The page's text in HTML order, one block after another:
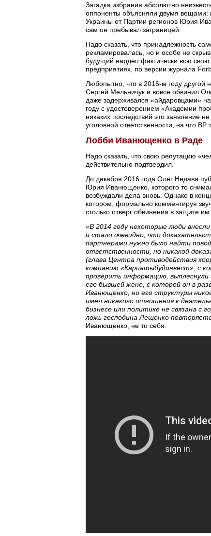
Загадка избрания абсолютно
оппоненты объясняли двумя вещами:
Украины от Партии регионов Юрия
сам он пребывал заграницей.
Надо сказать, что принадлежность
рекламировалась, но и особо не
будущий нардеп фактически всю
предприятиях, по версии журнала
Любопытно, что в 2016-м году другой
Сергей Мельничук и вовсе обвинил
даже задерживался «айдаровцами»
году с удостоверением «Академии
никаких последствий это заявление
уголовной ответственности, на что ВР
Лобби Иванющенко в Раде
Надо сказать, что свою репутацию
действительно подтвердил.
До декабря 2016 года Олег Недава
Юрия Иванющенко, которого то
возбуждали дела вновь. Однако в
котором, формально комментируя
столько отверг обвинения в защите
«В 2014 году некоторые люди
и стало очевидно, что
партнерами нужно было найти
ответственности, но никакой
(глава Центра противодействия
компанию «Карпатыбудинвест», с
проверить информацию,
его бывшей жене, с которой он в
Иванющенко, ни его структуры
имел никакого отношения к
бизнесе или политике не связана с
ложь господина Лещенко
Иванющенко, не то себя.